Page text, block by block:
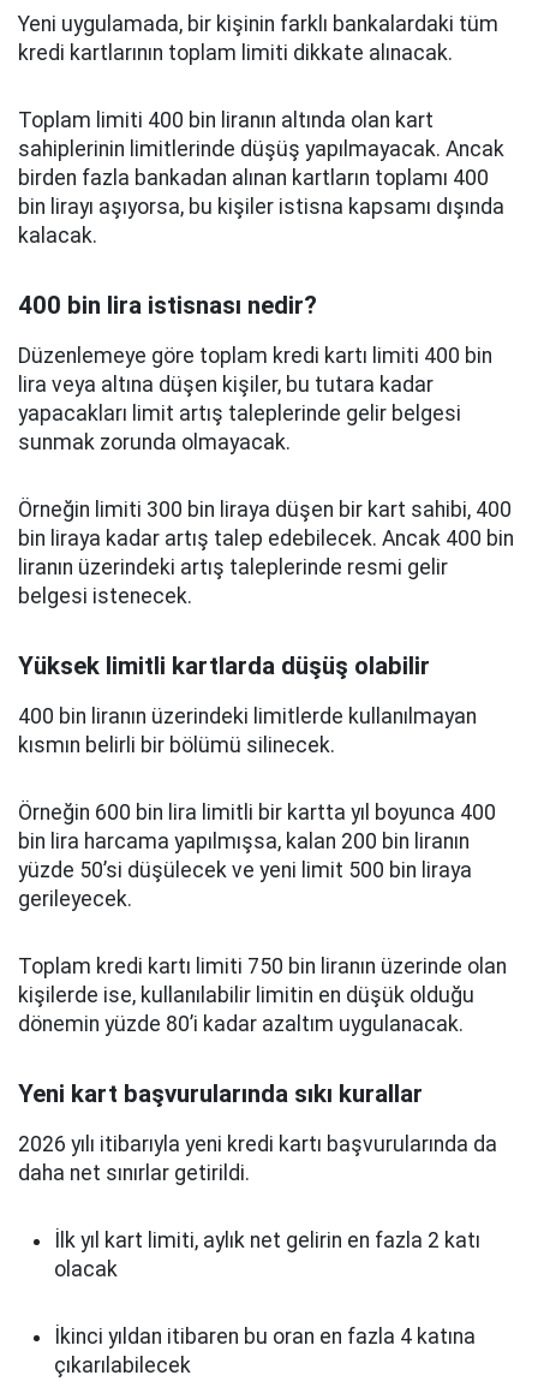
Yeni uygulamada, bir kişinin farklı bankalardaki tüm
kredi kartlarının toplam limiti dikkate alınacak.
Toplam limiti 400 bin liranın altında olan kart
sahiplerinin limitlerinde düşüş yapılmayacak. Ancak
birden fazla bankadan alınan kartların toplamı 400
bin lirayı aşıyorsa, bu kişiler istisna kapsamı dışında
kalacak.
400 bin lira istisnası nedir?
Düzenlemeye göre toplam kredi kartı limiti 400 bin
lira veya altına düşen kişiler, bu tutara kadar
yapacakları limit artış taleplerinde gelir belgesi
sunmak zorunda olmayacak.
Örneğin limiti 300 bin liraya düşen bir kart sahibi, 400
bin liraya kadar artış talep edebilecek. Ancak 400 bin
liranın üzerindeki artış taleplerinde resmi gelir
belgesi istenecek.
Yüksek limitli kartlarda düşüş olabilir
400 bin liranın üzerindeki limitlerde kullanılmayan
kısmın belirli bir bölümü silinecek.
Örneğin 600 bin lira limitli bir kartta yıl boyunca 400
bin lira harcama yapılmışsa, kalan 200 bin liranın
yüzde 50’si düşülecek ve yeni limit 500 bin liraya
gerileyecek.
Toplam kredi kartı limiti 750 bin liranın üzerinde olan
kişilerde ise, kullanılabilir limitin en düşük olduğu
dönemin yüzde 80’i kadar azaltım uygulanacak.
Yeni kart başvurularında sıkı kurallar
2026 yılı itibarıyla yeni kredi kartı başvurularında da
daha net sınırlar getirildi.
İlk yıl kart limiti, aylık net gelirin en fazla 2 katı
olacak
İkinci yıldan itibaren bu oran en fazla 4 katına
çıkarılabilecek